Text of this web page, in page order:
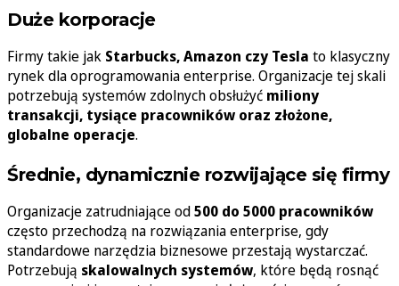
Duże korporacje
Firmy takie jak Starbucks, Amazon czy Tesla to klasyczny
rynek dla oprogramowania enterprise. Organizacje tej skali
potrzebują systemów zdolnych obsłużyć miliony
transakcji, tysiące pracowników oraz złożone,
globalne operacje.
Średnie, dynamicznie rozwijające się firmy
Organizacje zatrudniające od500 do 5000 pracowników
często przechodzą na rozwiązania enterprise, gdy
standardowe narzędzia biznesowe przestają wystarczać.
Potrzebują skalowalnych systemów, które będą rosnąć